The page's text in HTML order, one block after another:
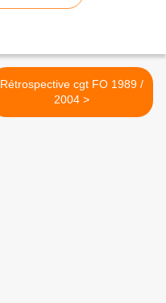
Rétrospective cgt FO 1989 /
2004 >